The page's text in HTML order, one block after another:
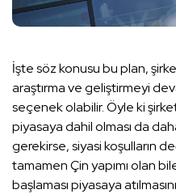
İşte söz konusu bu plan,
araştırma ve geliştirmeyi
seçenek olabilir. Öyle ki
piyasaya dahil olması da
gerekirse, siyasi koşulların
tamamen Çin yapımı olan
başlaması piyasaya